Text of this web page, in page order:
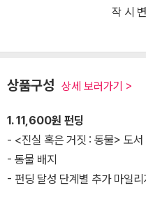
작 시
상품구성 상세 보러가기 >
1. 11,600원 펀딩
- <진실 혹은 거짓 : 동물> 도서
- 동물 배지
- 펀딩 달성 단계별 추가 마일리